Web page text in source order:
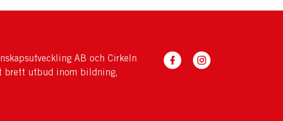
AB och Cirkeln
brett utbud inom bildning,